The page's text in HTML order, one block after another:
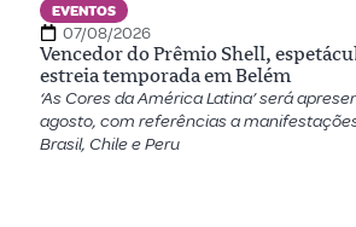
EVENTOS
07/08/2026
Vencedor do Prêmio Shell,
estreia temporada em Belém
‘As Cores da América Latina’ será
agosto, com referências a
Brasil, Chile e Peru